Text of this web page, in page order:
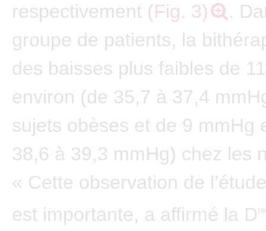
respectivement (Fig. 3)
.
groupe de patients, la
des baisses plus faibles de
environ (de 35,7 à 37,4
sujets obèses et de 9 mmHg
38,6 à 39,3 mmHg) chez les
« Cette observation de
est importante, a affirmé la Dre